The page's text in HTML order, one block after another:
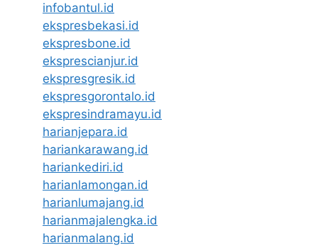
infobantul.id
ekspresbekasi.id
ekspresbone.id
eksprescianjur.id
ekspresgresik.id
ekspresgorontalo.id
ekspresindramayu.id
harianjepara.id
hariankarawang.id
hariankediri.id
harianlamongan.id
harianlumajang.id
harianmajalengka.id
harianmalang.id